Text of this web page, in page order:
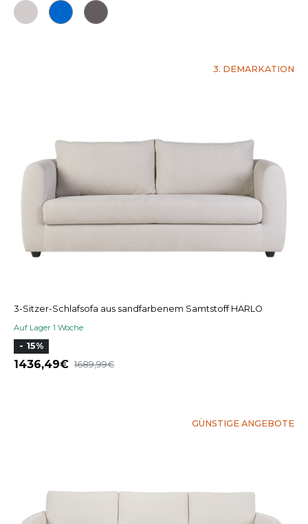
3. DEMARKATION
3-Sitzer-Schlafsofa aus sandfarbenem Samtstoff HARLO
Auf Lager 1 Woche
- 15%
1436,49 1689,99
GÜNSTIGE ANGEBOTE